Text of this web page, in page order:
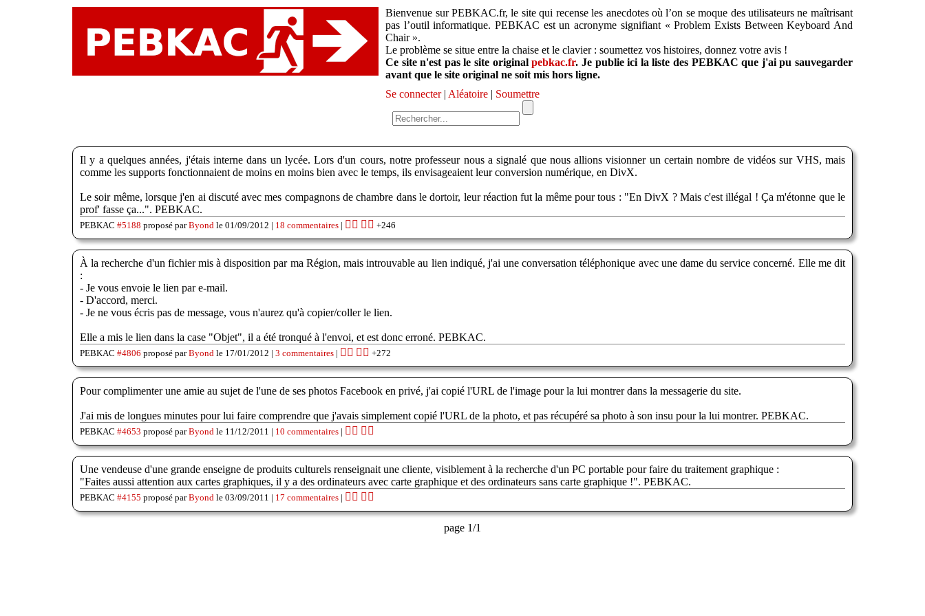
Bienvenue sur PEBKAC.fr, le site qui recense les anecdotes où l’on se moque des utilisateurs ne maîtrisant
pas l’outil informatique. PEBKAC est un acronyme signifiant « Problem Exists Between Keyboard And
Chair ».
Le problème se situe entre la chaise et le clavier : soumettez vos histoires, donnez votre avis !
Ce site n'est pas le site originalpebkac.fr. Je publie ici la liste des PEBKAC que j'ai pu sauvegarder
avant que le site original ne soit mis hors ligne.
Se connecter| Aléatoire | Soumettre
Il y a quelques années, j'étais interne dans un lycée. Lors d'un cours, notre professeur nous a signalé que nous allions visionner un certain nombre de vidéos sur VHS, mais
comme les supports fonctionnaient de moins en moins bien avec le temps, ils envisageaient leur conversion numérique, en DivX.
Le soir même, lorsque j'en ai discuté avec mes compagnons de chambre dans le dortoir, leur réaction fut la même pour tous : "En DivX ? Mais c'est illégal ! Ça m'étonne que le
prof' fasse ça...". PEBKAC.
PEBKAC#5188 proposé parByond le 01/09/2012 | 18 commentaires | 👍🏽 👎🏽 +246
À la recherche d'un fichier mis à disposition par ma Région, mais introuvable au lien indiqué, j'ai une conversation téléphonique avec une dame du service concerné. Elle me dit
:
- Je vous envoie le lien par e-mail.
- D'accord, merci.
- Je ne vous écris pas de message, vous n'aurez qu'à copier/coller le lien.
Elle a mis le lien dans la case "Objet", il a été tronqué à l'envoi, et est donc erroné. PEBKAC.
PEBKAC#4806 proposé parByond le 17/01/2012 |3 commentaires | 👍🏽 👎🏽 +272
Pour complimenter une amie au sujet de l'une de ses photos Facebook en privé, j'ai copié l'URL de l'image pour la lui montrer dans la messagerie du site.
J'ai mis de longues minutes pour lui faire comprendre que j'avais simplement copié l'URL de la photo, et pas récupéré sa photo à son insu pour la lui montrer. PEBKAC.
PEBKAC#4653 proposé parByond le 11/12/2011 | 10 commentaires | 👍🏽 👎🏽
Une vendeuse d'une grande enseigne de produits culturels renseignait une cliente, visiblement à la recherche d'un PC portable pour faire du traitement graphique :
"Faites aussi attention aux cartes graphiques, il y a des ordinateurs avec carte graphique et des ordinateurs sans carte graphique !". PEBKAC.
PEBKAC#4155 proposé parByond le 03/09/2011 | 17 commentaires | 👍🏽 👎🏽
page 1/1